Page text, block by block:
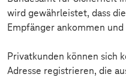
wird gewährleistet, dass
Empfänger ankommen
Privatkunden können sich
Adresse registrieren, die